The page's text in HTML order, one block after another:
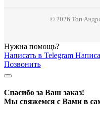
© 2026 Топ
Нужна помощь?
Написать в Telegram
Позвонить
Спасибо за Ваш заказ!
Мы свяжемся с Вами в